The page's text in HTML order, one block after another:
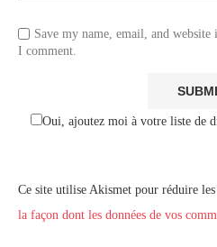
Save my name, email, and
I comment.
Oui, ajoutez moi à votre liste de
Ce site utilise Akismet pour réduire les
la façon dont les données de vos